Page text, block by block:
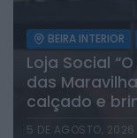
BEIRA INTERIOR
Loja Social
das
calçado e
5 DE AGOSTO, 2026